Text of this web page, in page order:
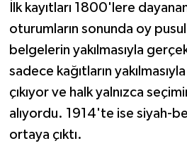
İlk kayıtları 1800'lere
oturumların sonunda oy
belgelerin yakılmasıyla
sadece kağıtların
çıkıyor ve halk yalnızca
alıyordu. 1914'te ise siyah-
ortaya çıktı.